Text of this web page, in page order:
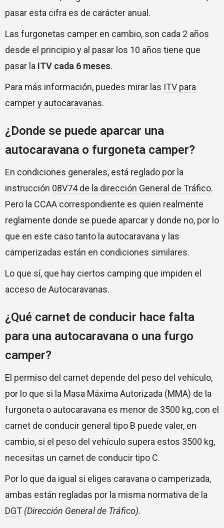
pasar esta cifra es de carácter anual.
Las furgonetas camper en cambio, son cada 2 años
desde el principio y al pasar los 10 años tiene que
pasar la ITV cada 6 meses.
Para más información, puedes mirar las ITV para
camper y autocaravanas.
¿Donde se puede aparcar una
autocaravana o furgoneta camper?
En condiciones generales, está reglado por la
instrucción 08V74 de la dirección General de Tráfico.
Pero la CCAA correspondiente es quien realmente
reglamente donde se puede aparcar y donde no, por lo
que en este caso tanto la autocaravana y las
camperizadas están en condiciones similares.
Lo que sí, que hay ciertos camping que impiden el
acceso de Autocaravanas.
¿Qué carnet de conducir hace falta
para una autocaravana o una furgo
camper?
El permiso del carnet depende del peso del vehículo,
por lo que si la Masa Máxima Autorizada (MMA) de la
furgoneta o autocaravana es menor de 3500 kg, con el
carnet de conducir general tipo B puede valer, en
cambio, si el peso del vehículo supera estos 3500 kg,
necesitas un carnet de conducir tipo C.
Por lo que da igual si eliges caravana o camperizada,
ambas están regladas por la misma normativa de la
DGT (Dirección General de Tráfico).